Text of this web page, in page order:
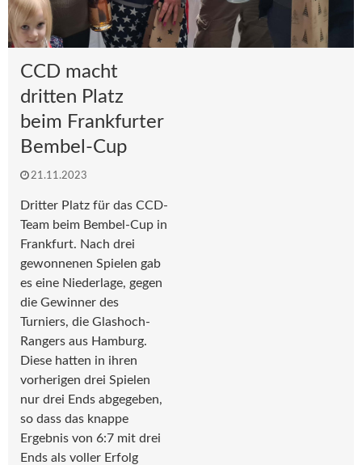
CCD macht
dritten Platz
beim Frankfurter
Bembel-Cup
21.11.2023
Dritter Platz für das CCD-
Team beim Bembel-Cup in
Frankfurt. Nach drei
gewonnenen Spielen gab
es eine Niederlage, gegen
die Gewinner des
Turniers, die Glashoch-
Rangers aus Hamburg.
Diese hatten in ihren
vorherigen drei Spielen
nur drei Ends abgegeben,
so dass das knappe
Ergebnis von 6:7 mit drei
Ends als voller Erfolg